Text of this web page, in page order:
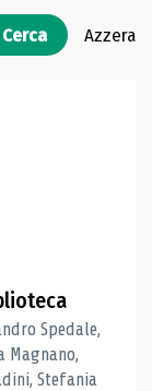
Cerca Azzera
Spedale,
Magnano,
Stefania